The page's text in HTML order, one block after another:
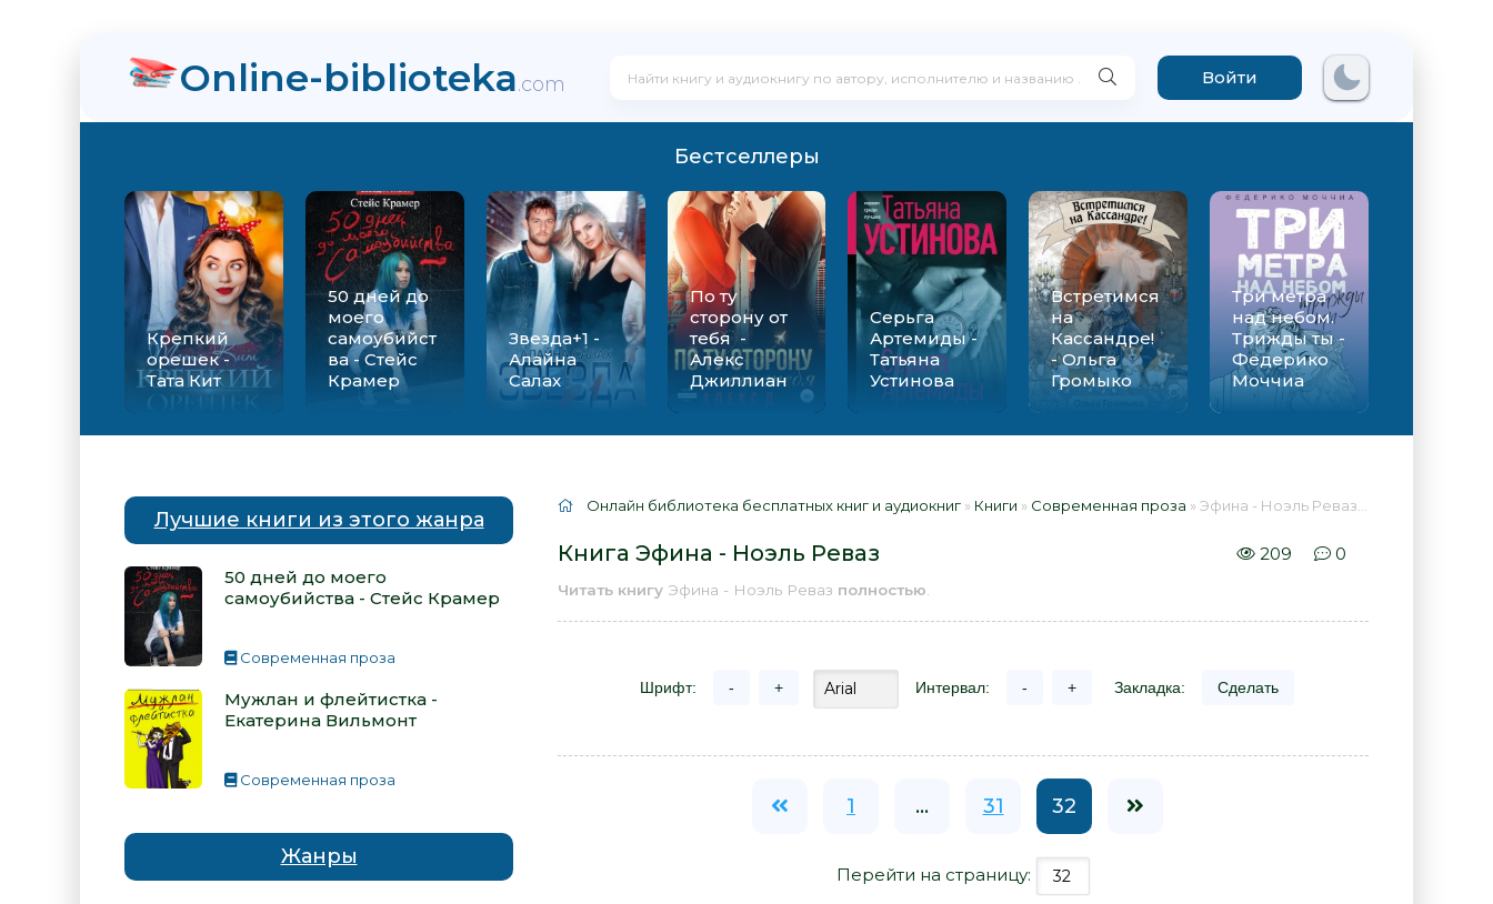
Online-biblioteka.com Войти
Бестселлеры
Крепкий
орешек -
Тата Кит
50 дней до
моего
самоубийст
ва - Стейс
Крамер
Звезда+1 -
Алайна
Салах
По ту
сторону от
тебя -
Алекс
Джиллиан
Серьга
Артемиды -
Татьяна
Устинова
Встретимся
на
Кассандре!
- Ольга
Громыко
Три метра
над небом.
Трижды ты -
Федерико
Моччиа
Лучшие книги из этого жанра
50 дней до моего
самоубийства - Стейс Крамер
Современная проза
Мужлан и флейтистка -
Екатерина Вильмонт
Современная проза
Жанры
Онлайн библиотека бесплатных книг и аудиокниг » Книги » Современная проза » Эфина - Ноэль Реваз 📕 - Книга онлайн бесплатно
Книга Эфина - Ноэль Реваз 209 0
Читать книгу Эфина - Ноэль Реваз полностью
Шрифт: - + Интервал: - + Закладка: Сделать
1 ... 31 32
Перейти на страницу:
Вильмонт